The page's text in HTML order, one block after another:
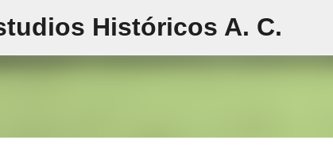
Ir al contenido principal
Históricos A. C.